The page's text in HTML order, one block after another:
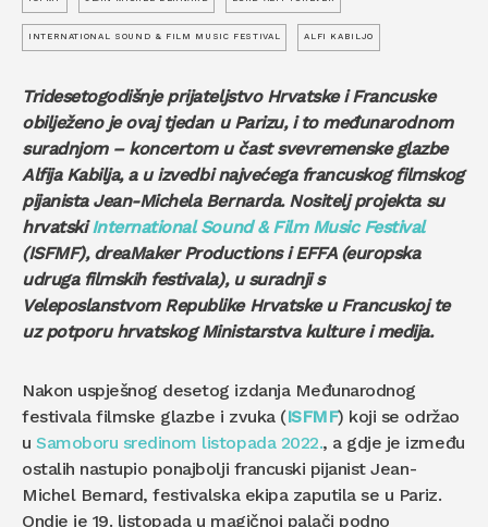
INTERNATIONAL SOUND & FILM MUSIC FESTIVAL ALFI KABILJO
Tridesetogodišnje prijateljstvo Hrvatske i Francuske
obilježeno je ovaj tjedan u Parizu, i to međunarodnom
suradnjom – koncertom u čast svevremenske glazbe
Alfija Kabilja, a u izvedbi najvećega francuskog filmskog
pijanista Jean-Michela Bernarda. Nositelj projekta su
hrvatskiInternational Sound & Film Music Festival
(ISFMF), dreaMaker Productions i EFFA (europska
udruga filmskih festivala), u suradnji s
Veleposlanstvom Republike Hrvatske u Francuskoj te
uz potporu hrvatskog Ministarstva kulture i medija.
Nakon uspješnog desetog izdanja Međunarodnog
festivala filmske glazbe i zvuka (ISFMF) koji se održao
u Samoboru sredinom listopada 2022., a gdje je između
ostalih nastupio ponajbolji francuski pijanist Jean-
Michel Bernard, festivalska ekipa zaputila se u Pariz.
Ondje je 19. listopada u magičnoj palači podno